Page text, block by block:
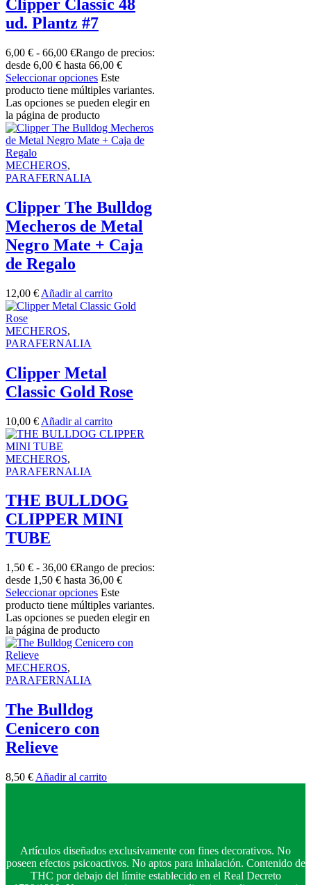
Clipper Classic 48
ud. Plantz #7
6,00 € - 66,00 €Rango de precios:
desde 6,00 € hasta 66,00 €
Seleccionar opciones Este
producto tiene múltiples variantes.
Las opciones se pueden elegir en
la página de producto
MECHEROS,
PARAFERNALIA
Clipper The Bulldog
Mecheros de Metal
Negro Mate + Caja
de Regalo
12,00 € Añadir al carrito
MECHEROS,
PARAFERNALIA
Clipper Metal
Classic Gold Rose
10,00 € Añadir al carrito
MECHEROS,
PARAFERNALIA
THE BULLDOG
CLIPPER MINI
TUBE
1,50 € - 36,00 €Rango de precios:
desde 1,50 € hasta 36,00 €
Seleccionar opciones Este
producto tiene múltiples variantes.
Las opciones se pueden elegir en
la página de producto
MECHEROS,
PARAFERNALIA
The Bulldog
Cenicero con
Relieve
8,50 € Añadir al carrito
Artículos diseñados exclusivamente con fines decorativos. No
poseen efectos psicoactivos. No aptos para inhalación. Contenido de
THC por debajo del límite establecido en el Real Decreto